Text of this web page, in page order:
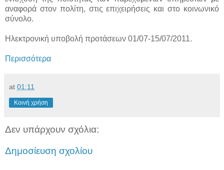
αναφορά στον πολίτη, στις επιχειρήσεις και στο κοινωνικό
σύνολο.
Ηλεκτρονική υποβολή προτάσεων 01/07-15/07/2011.
Περισσότερα
at 01:11
Κοινή χρήση
Δεν υπάρχουν σχόλια:
Δημοσίευση σχολίου